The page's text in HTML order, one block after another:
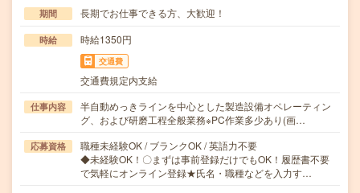
期間 長期でお仕事できる方、大歓迎！
時給 時給1350円
交通費
交通費規定内支給
仕事内容
半自動めっきラインを中心とした製造設備オペレーティン
グ、および研磨工程全般業務※PC作業多少あり(画…
応募資格
職種未経験OK / ブランクOK / 英語力不要
◆未経験OK！〇まずは事前登録だけでもOK！履歴書不要
で気軽にオンライン登録★氏名・職種などを入力す…